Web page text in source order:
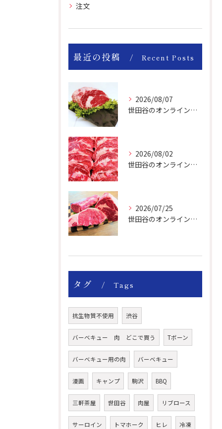
注文
最近の投稿 Recent Posts
2026/08/07
世田谷のオンライン肉屋のお肉は美味しいですよ！
2026/08/02
世田谷のオンライン肉屋は厳選輸入牛を取り扱っています。
2026/07/25
世田谷のオンライン肉屋の輸入牛は特別です。
タグ Tags
抗生物質不使用 渋谷
バーベキュー 肉 どこで買う Tボーン
バーベキュー用の肉 バーベキュー
漫画 キャンプ 駒沢 BBQ
三軒茶屋 世田谷 肉屋 リブロース
サーロイン トマホーク ヒレ 冷凍